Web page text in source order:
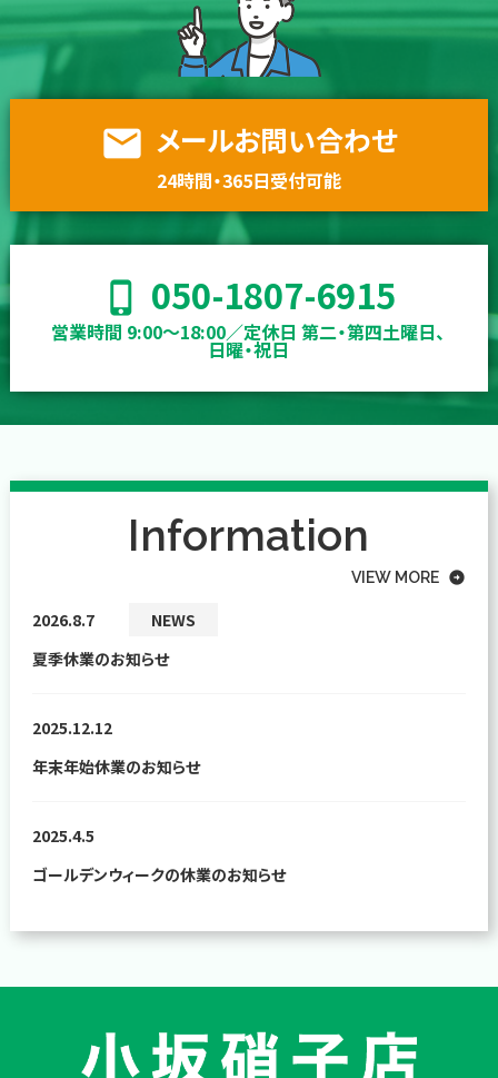
email メールお問い合わせ
24時間・365日受付可能
phone_iphone 050-1807-6915
営業時間 9:00〜18:00／定休日 第二・第四土曜日、
日曜・祝日
Information
VIEW MORE arrow_circle_right
2026.8.7
NEWS
夏季休業のお知らせ
2025.12.12
年末年始休業のお知らせ
2025.4.5
ゴールデンウィークの休業のお知らせ